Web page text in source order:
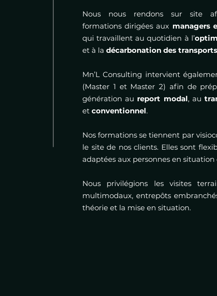
Nous nous rendons sur site
formations dirigées aux managers
qui travaillent au quotidien à l’
et à la décarbonation des transports
Mn’L Consulting intervient
(Master 1 et Master 2) afin de
génération au report modal, au
et conventionnel.
Nos formations se tiennent par
le site de nos clients. Elles sont
adaptées aux personnes en
Nous privilégions les visites
multimodaux, entrepôts
théorie et la mise en situation.